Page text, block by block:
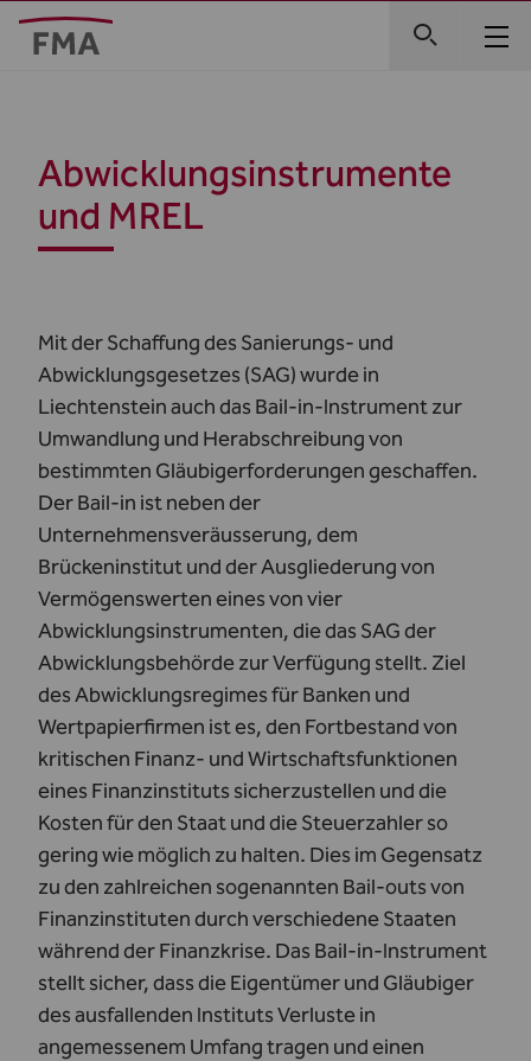
Abwicklungsinstrumente
und MREL
Mit der Schaffung des Sanierungs- und
Abwicklungsgesetzes (SAG) wurde in
Liechtenstein auch das Bail-in-Instrument zur
Umwandlung und Herabschreibung von
bestimmten Gläubigerforderungen geschaffen.
Der Bail-in ist neben der
Unternehmensveräusserung, dem
Brückeninstitut und der Ausgliederung von
Vermögenswerten eines von vier
Abwicklungsinstrumenten, die das SAG der
Abwicklungsbehörde zur Verfügung stellt. Ziel
des Abwicklungsregimes für Banken und
Wertpapierfirmen ist es, den Fortbestand von
kritischen Finanz- und Wirtschaftsfunktionen
eines Finanzinstituts sicherzustellen und die
Kosten für den Staat und die Steuerzahler so
gering wie möglich zu halten. Dies im Gegensatz
zu den zahlreichen sogenannten Bail-outs von
Finanzinstituten durch verschiedene Staaten
während der Finanzkrise. Das Bail-in-Instrument
stellt sicher, dass die Eigentümer und Gläubiger
des ausfallenden Instituts Verluste in
angemessenem Umfang tragen und einen